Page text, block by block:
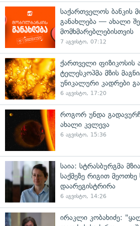
საქართველოს ბანკის
განახლება — ახალი
მომხმარებლებისთვის
7 აგვისტო, 07:12
ქართველი ფიზიკოსის
ტელესკოპმა მზის
უნიკალური კადრები
6 აგვისტო, 17:20
როგორ უნდა
ახალი კვლევა
6 აგვისტო, 15:36
საია: სტრასბურგმა
საქმეზე რიგით მეოთხე
დაარეგისტრირა
6 აგვისტო, 14:26
ირაკლი კობახიძე: